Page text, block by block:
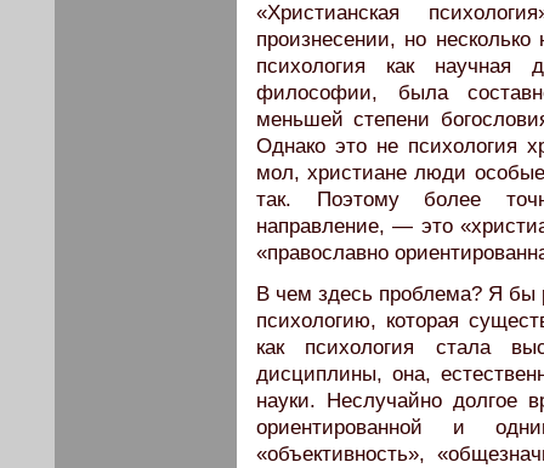
«Христианская
произнесении, но
психология как научная
философии, была
меньшей степени
Однако это не психология
мол, христиане люди
так. Поэтому более
направление, — это
«православно
В чем здесь проблема? Я бы
психологию, которая
как психология стала
дисциплины, она,
науки. Неслучайно долгое
ориентированной и
«объективность»,